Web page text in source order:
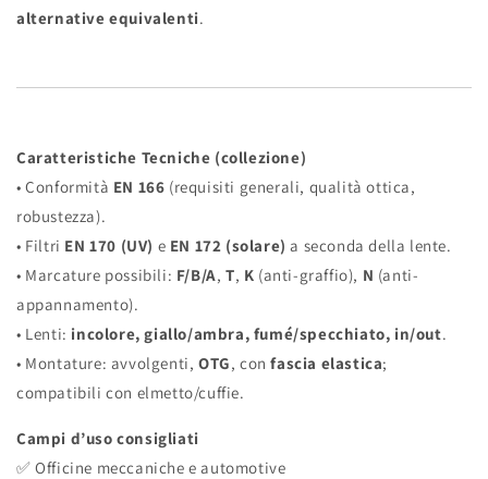
alternative equivalenti.
Caratteristiche Tecniche (collezione)
• Conformità EN 166 (requisiti generali, qualità ottica,
robustezza).
• Filtri EN 170 (UV) e EN 172 (solare) a seconda della lente.
• Marcature possibili: F/B/A,T, K (anti-graffio), N (anti-
appannamento).
• Lenti: incolore, giallo/ambra, fumé/specchiato, in/out.
• Montature: avvolgenti, OTG, confascia elastica;
compatibili con elmetto/cuffie.
Campi d’uso consigliati
✅ Officine meccaniche e automotive